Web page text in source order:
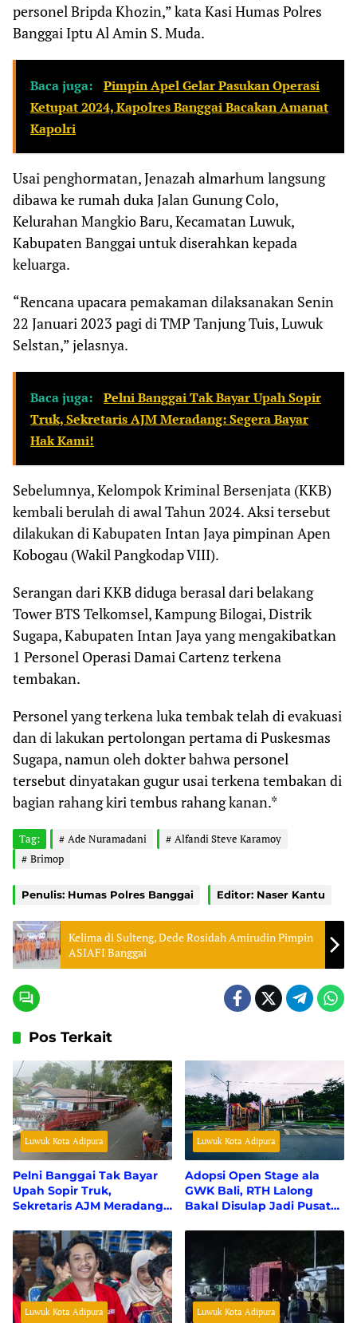
personel Bripda Khozin,” kata Kasi Humas Polres
Banggai Iptu Al Amin S. Muda.
Baca juga:
Pimpin Apel Gelar Pasukan Operasi
Ketupat 2024, Kapolres Banggai Bacakan Amanat
Kapolri
Usai penghormatan, Jenazah almarhum langsung
dibawa ke rumah duka Jalan Gunung Colo,
Kelurahan Mangkio Baru, Kecamatan Luwuk,
Kabupaten Banggai untuk diserahkan kepada
keluarga.
“Rencana upacara pemakaman dilaksanakan Senin
22 Januari 2023 pagi di TMP Tanjung Tuis, Luwuk
Selstan,” jelasnya.
Baca juga:
Pelni Banggai Tak Bayar Upah Sopir
Truk, Sekretaris AJM Meradang: Segera Bayar
Hak Kami!
Sebelumnya, Kelompok Kriminal Bersenjata (KKB)
kembali berulah di awal Tahun 2024. Aksi tersebut
dilakukan di Kabupaten Intan Jaya pimpinan Apen
Kobogau (Wakil Pangkodap VIII).
Serangan dari KKB diduga berasal dari belakang
Tower BTS Telkomsel, Kampung Bilogai, Distrik
Sugapa, Kabupaten Intan Jaya yang mengakibatkan
1 Personel Operasi Damai Cartenz terkena
tembakan.
Personel yang terkena luka tembak telah di evakuasi
dan di lakukan pertolongan pertama di Puskesmas
Sugapa, namun oleh dokter bahwa personel
tersebut dinyatakan gugur usai terkena tembakan di
bagian rahang kiri tembus rahang kanan.*
Tag: Ade Nuramadani
Alfandi Steve Karamoy
Brimop
Penulis: Humas Polres Banggai Editor: Naser Kantu
Kelima di Sulteng, Dede Rosidah Amirudin Pimpin
ASIAFI Banggai
Pos Terkait
Luwuk Kota Adipura
Pelni Banggai Tak Bayar
Upah Sopir Truk,
Sekretaris AJM Meradang:
Luwuk Kota Adipura
Adopsi Open Stage ala
GWK Bali, RTH Lalong
Bakal Disulap Jadi Pusat
Luwuk Kota Adipura Luwuk Kota Adipura